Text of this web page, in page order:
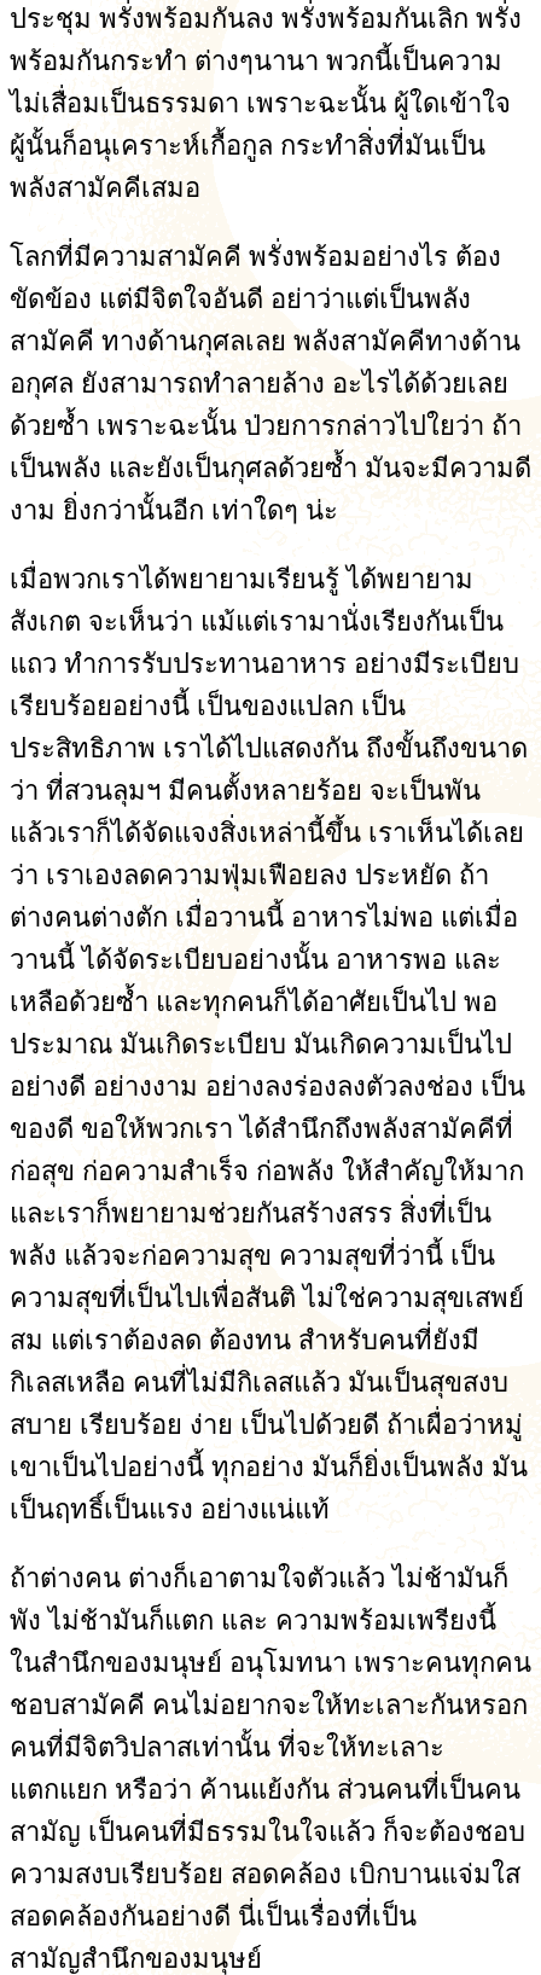
ประชุม พรั่งพร้อมกันลง พรั่งพร้อมกันเลิก พรั่ง
พร้อมกันกระทำ ต่างๆนานา พวกนี้เป็นความ
ไม่เสื่อมเป็นธรรมดา เพราะฉะนั้น ผู้ใดเข้าใจ
ผู้นั้นก็อนุเคราะห์เกื้อกูล กระทำสิ่งที่มันเป็น
พลังสามัคคีเสมอ
โลกที่มีความสามัคคี พรั่งพร้อมอย่างไร ต้อง
ขัดข้อง แต่มีจิตใจอันดี อย่าว่าแต่เป็นพลัง
สามัคคี ทางด้านกุศลเลย พลังสามัคคีทางด้าน
อกุศล ยังสามารถทำลายล้าง อะไรได้ด้วยเลย
ด้วยซ้ำ เพราะฉะนั้น ป่วยการกล่าวไปใยว่า ถ้า
เป็นพลัง และยังเป็นกุศลด้วยซ้ำ มันจะมีความดี
งาม ยิ่งกว่านั้นอีก เท่าใดๆ น่ะ
เมื่อพวกเราได้พยายามเรียนรู้ ได้พยายาม
สังเกต จะเห็นว่า แม้แต่เรามานั่งเรียงกันเป็น
แถว ทำการรับประทานอาหาร อย่างมีระเบียบ
เรียบร้อยอย่างนี้ เป็นของแปลก เป็น
ประสิทธิภาพ เราได้ไปแสดงกัน ถึงขั้นถึงขนาด
ว่า ที่สวนลุมฯ มีคนตั้งหลายร้อย จะเป็นพัน
แล้วเราก็ได้จัดแจงสิ่งเหล่านี้ขึ้น เราเห็นได้เลย
ว่า เราเองลดความฟุ่มเฟือยลง ประหยัด ถ้า
ต่างคนต่างตัก เมื่อวานนี้ อาหารไม่พอ แต่เมื่อ
วานนี้ ได้จัดระเบียบอย่างนั้น อาหารพอ และ
เหลือด้วยซ้ำ และทุกคนก็ได้อาศัยเป็นไป พอ
ประมาณ มันเกิดระเบียบ มันเกิดความเป็นไป
อย่างดี อย่างงาม อย่างลงร่องลงตัวลงช่อง เป็น
ของดี ขอให้พวกเรา ได้สำนึกถึงพลังสามัคคีที่
ก่อสุข ก่อความสำเร็จ ก่อพลัง ให้สำคัญให้มาก
และเราก็พยายามช่วยกันสร้างสรร สิ่งที่เป็น
พลัง แล้วจะก่อความสุข ความสุขที่ว่านี้ เป็น
ความสุขที่เป็นไปเพื่อสันติ ไม่ใช่ความสุขเสพย์
สม แต่เราต้องลด ต้องทน สำหรับคนที่ยังมี
กิเลสเหลือ คนที่ไม่มีกิเลสแล้ว มันเป็นสุขสงบ
สบาย เรียบร้อย ง่าย เป็นไปด้วยดี ถ้าเผื่อว่าหมู่
เขาเป็นไปอย่างนี้ ทุกอย่าง มันก็ยิ่งเป็นพลัง มัน
เป็นฤทธิ์เป็นแรง อย่างแน่แท้
ถ้าต่างคน ต่างก็เอาตามใจตัวแล้ว ไม่ช้ามันก็
พัง ไม่ช้ามันก็แตก และ ความพร้อมเพรียงนี้
ในสำนึกของมนุษย์ อนุโมทนา เพราะคนทุกคน
ชอบสามัคคี คนไม่อยากจะให้ทะเลาะกันหรอก
คนที่มีจิตวิปลาสเท่านั้น ที่จะให้ทะเลาะ
แตกแยก หรือว่า ค้านแย้งกัน ส่วนคนที่เป็นคน
สามัญ เป็นคนที่มีธรรมในใจแล้ว ก็จะต้องชอบ
ความสงบเรียบร้อย สอดคล้อง เบิกบานแจ่มใส
สอดคล้องกันอย่างดี นี่เป็นเรื่องที่เป็น
สามัญสำนึกของมนุษย์